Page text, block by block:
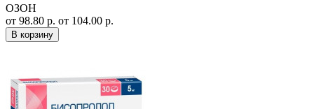
ОЗОН
от 98.80 р. от 104.00 р.
В корзину